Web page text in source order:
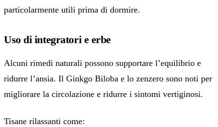
particolarmente utili prima di dormire.
Uso di integratori e erbe
Alcuni rimedi naturali possono supportare l’equilibrio e
ridurre l’ansia. Il Ginkgo Biloba e lo zenzero sono noti per
migliorare la circolazione e ridurre i sintomi vertiginosi.
Tisane rilassanti come: